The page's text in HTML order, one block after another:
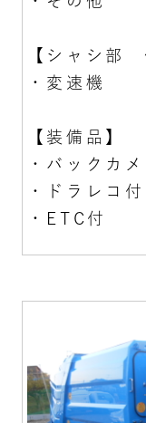
【シャシ部
・変速機
【装備品】
・バックカメ
・ドラレコ付
・ETC付